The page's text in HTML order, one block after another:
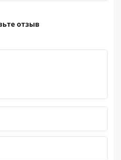
отзыв